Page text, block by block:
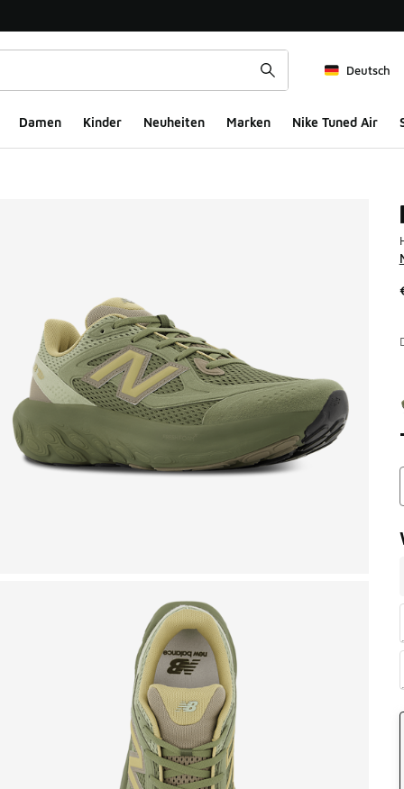
Deutsch
Damen Kinder Neuheiten Marken Nike Tuned Air